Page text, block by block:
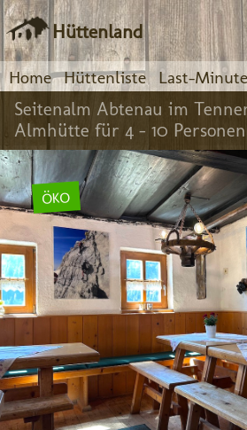
Hüttenland
Home Hüttenliste Last-Minute
Seitenalm Abtenau im
Almhütte für 4 - 10
ÖKO